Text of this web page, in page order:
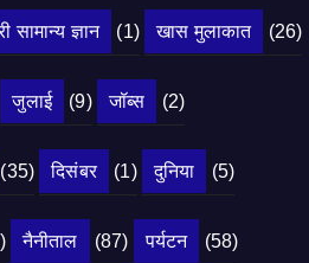
सामान्य ज्ञान (1) खास मुलाकात (26)
जुलाई (9) जॉब्स (2)
(35) दिसंबर (1) दुनिया (5)
नैनीताल (87) पर्यटन (58)